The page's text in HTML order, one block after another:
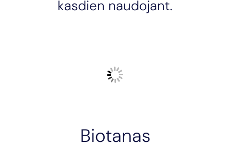
kasdien naudojant.
Biotanas